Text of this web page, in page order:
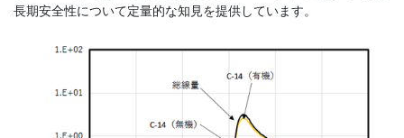
長期安全性について定量的な知見を提供しています。